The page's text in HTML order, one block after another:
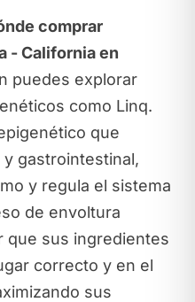
comprar
- California en
puedes explorar
como Linq.
que
gastrointestinal,
y regula el sistema
de envoltura
que sus ingredientes
correcto y en el
sus